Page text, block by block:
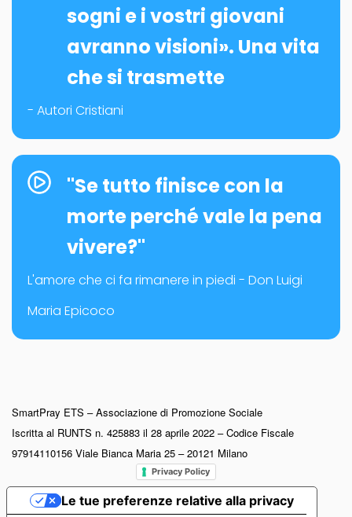
sogni e i vostri giovani
avranno visioni». Una vita
che si trasmette
- Autori Cristiani
"Se tutto finisce con la
morte perché vale la pena
vivere?"
L'amore che ci fa rimanere in piedi - Don Luigi
Maria Epicoco
SmartPray ETS – Associazione di Promozione Sociale
Iscritta al RUNTS n. 425883 il 28 aprile 2022 – Codice Fiscale
97914110156 Viale Bianca Maria 25 – 20121 Milano
Privacy Policy
Le tue preferenze relative alla privacy